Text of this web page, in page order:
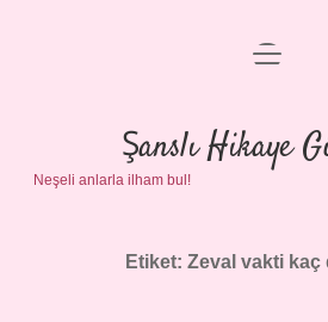
Anasayfa
Gizlilik
menüyü
Şanslı Hikaye
Neşeli anlarla ilham bul!
Etiket: Zeval vakti kaç